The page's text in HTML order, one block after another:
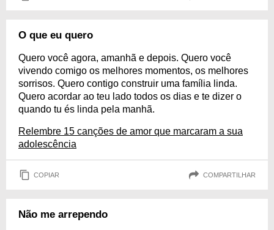
O que eu quero
Quero você agora, amanhã e depois. Quero você
vivendo comigo os melhores momentos, os melhores
sorrisos. Quero contigo construir uma família linda.
Quero acordar ao teu lado todos os dias e te dizer o
quando tu és linda pela manhã.
Relembre 15 canções de amor que marcaram a sua
adolescência
COPIAR COMPARTILHAR
Não me arrependo